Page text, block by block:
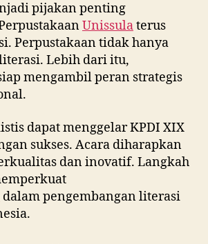
pijakan penting
Unissulaterus
Perpustakaan tidak hanya
Lebih dari itu,
mengambil peran strategis
dapat menggelar KPDI XIX
sukses. Acara diharapkan
dan inovatif. Langkah
dalam pengembangan literasi